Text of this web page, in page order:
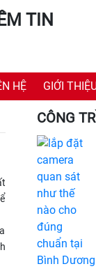
TIN
HỆ GIỚI
CÔNG